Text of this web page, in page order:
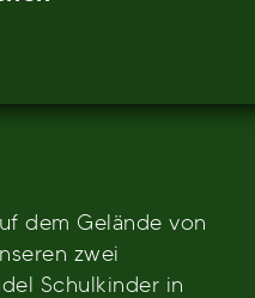
dem Gelände von
zwei
Schulkinder in